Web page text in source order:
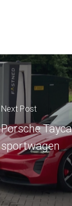
Next Post
Porsche
sportwagen